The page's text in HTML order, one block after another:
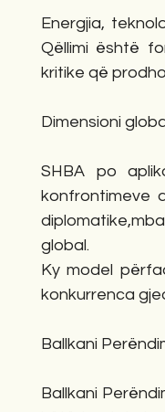
Energjia,
Qëllimi është
kritike që
Dimensioni
SHBA po
konfrontimeve
global.
Ky model
konkurrenca
Ballkani
Ballkani